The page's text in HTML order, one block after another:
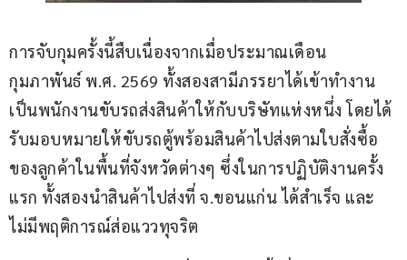
การจับกุมครั้งนี้สืบเนื่องจากเมื่อประมาณเดือน
กุมภาพันธ์ พ.ศ. 2569 ทั้งสองสามีภรรยาได้เข้าทำงาน
เป็นพนักงานขับรถส่งสินค้าให้กับบริษัทแห่งหนึ่ง โดยได้
รับมอบหมายให้ขับรถตู้พร้อมสินค้าไปส่งตามใบสั่งซื้อ
ของลูกค้าในพื้นที่จังหวัดต่างๆ ซึ่งในการปฏิบัติงานครั้ง
แรก ทั้งสองนำสินค้าไปส่งที่ จ.ขอนแก่น ได้สำเร็จ และ
ไม่มีพฤติการณ์ส่อแววทุจริต